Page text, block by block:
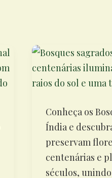
Conheça os
Índia e
preservam
centenárias e
séculos,